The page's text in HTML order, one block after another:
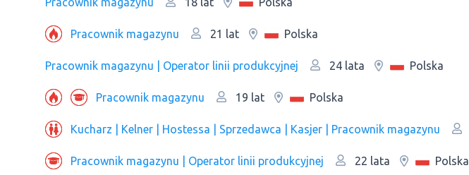
Рracownik magazynu 21 lat Polska
Рracownik magazynu | Оperator linii produkcyjnej 24 lata Polska
Рracownik magazynu 19 lat Polska
Kucharz | Kelner | Hostessa | Sprzedawca | Kasjer | Рracownik magazynu
Рracownik magazynu | Оperator linii produkcyjnej 22 lata Polska